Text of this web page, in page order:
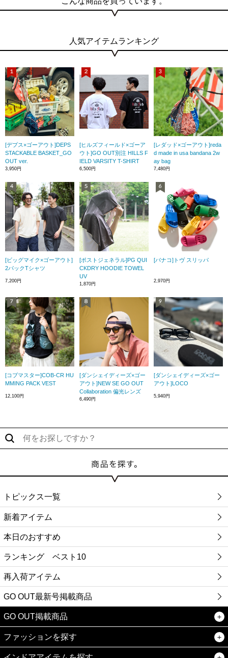
人気アイテムランキング
[デプス×ゴーアウト]DEPS
STACKABLE BASKET_GO
OUT ver.
3,950円
[ヒルズフィールド×ゴーア
ウト]GO OUT別注 HILLS F
IELD VARSITY T-SHIRT
6,500円
[レダッド×ゴーアウト]reda
d made in usa bandana 2w
ay bag
7,480円
[ビッグマイク×ゴーアウト]
2パックTシャツ
7,200円
[ポストジェネラル]PG QUI
CKDRY HOODIE TOWEL
UV
1,870円
[バナコ]トヴ スリッパ
2,970円
[コブマスター]COB-CR HU
MMING PACK VEST
12,100円
[ダンシェイディーズ×ゴー
アウト]NEW SE GO OUT
Collaboration 偏光レンズ
6,490円
[ダンシェイディーズ×ゴー
アウト]LOCO
5,940円
トピックス一覧
新着アイテム
本日のおすすめ
ランキング ベスト10
再入荷アイテム
GO OUT最新号掲載商品
GO OUT掲載商品
ファッションを探す